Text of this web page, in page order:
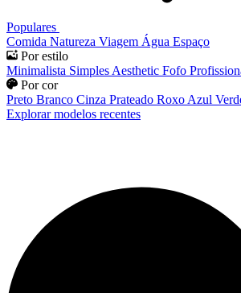
Populares
Comida Natureza Viagem Água Espaço
Por estilo
Minimalista Simples Aesthetic Fofo
Por cor
Preto Branco Cinza Prateado Roxo Azul
Explorar modelos recentes